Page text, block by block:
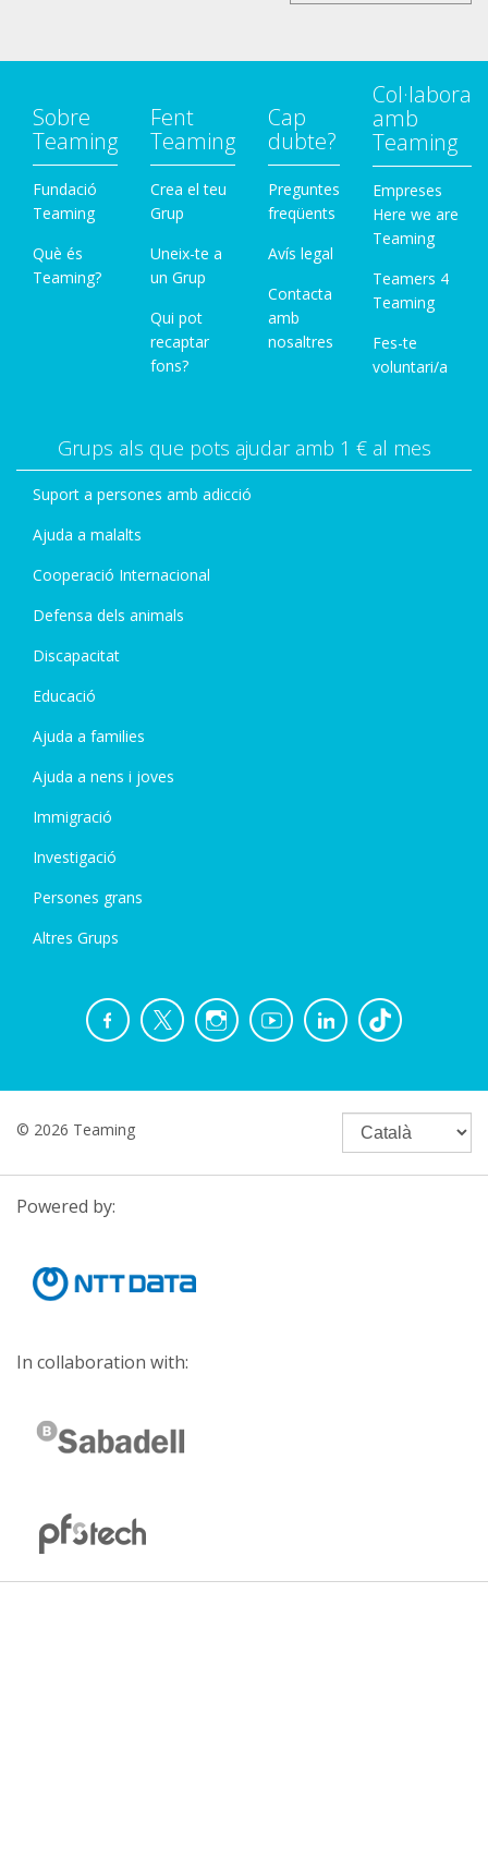
Sobre
Teaming
Fundació
Teaming
Què és
Teaming?
Fent
Teaming
Crea el teu
Grup
Uneix-te a
un Grup
Qui pot
recaptar
fons?
Cap
dubte?
Preguntes
freqüents
Avís legal
Contacta
amb
nosaltres
Col·labora
amb
Teaming
Empreses
Here we are
Teaming
Teamers 4
Teaming
Fes-te
voluntari/a
Grups als que pots ajudar amb 1 € al mes
Suport a persones amb adicció
Ajuda a malalts
Cooperació Internacional
Defensa dels animals
Discapacitat
Educació
Ajuda a families
Ajuda a nens i joves
Immigració
Investigació
Persones grans
Altres Grups
© 2026 Teaming
Powered by:
In collaboration with: